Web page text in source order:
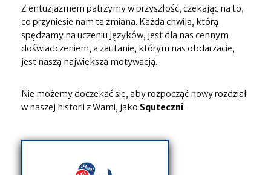
Z entuzjazmem patrzymy w przyszłość, czekając na to,
co przyniesie nam ta zmiana. Każda chwila, którą
spędzamy na uczeniu języków, jest dla nas cennym
doświadczeniem, a zaufanie, którym nas obdarzacie,
jest naszą największą motywacją.
Nie możemy doczekać się, aby rozpocząć nowy rozdział
w naszej historii z Wami, jako Squteczni.